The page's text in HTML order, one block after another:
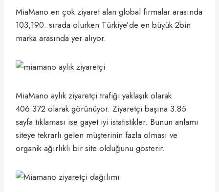
MiaMano en çok ziyaret alan global firmalar arasında
103,190. sırada olurken Türkiye’de en büyük 2bin
marka arasında yer alıyor.
MiaMano aylık ziyaretçi trafiği yaklaşık olarak
406.372 olarak görünüyor. Ziyaretçi başına 3.85
sayfa tıklaması ise gayet iyi istatistikler. Bunun anlamı
siteye tekrarlı gelen müşterinin fazla olması ve
organik ağırlıklı bir site olduğunu gösterir.